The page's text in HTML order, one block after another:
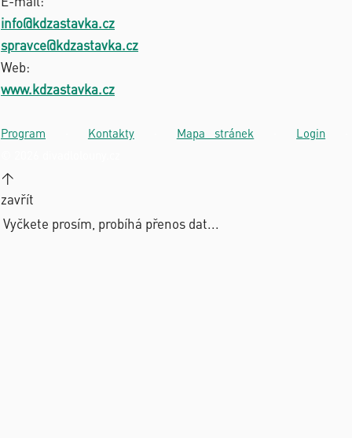
info@kdzastavka.cz
spravce@kdzastavka.cz
Web:
www.kdzastavka.cz
Program Kontakty· Mapa stránek Login
↑
zavřít
Vyčkete prosím, probíhá přenos dat...